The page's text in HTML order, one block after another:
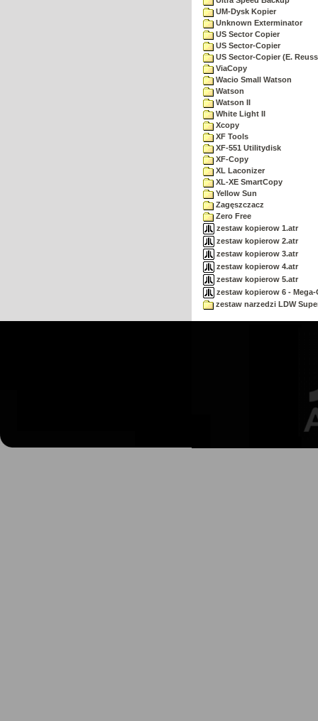
UM-Dysk Kopier
Unknown Exterminator
US Sector Copier
US Sector-Copier
US Sector-Copier (E.
ViaCopy
Wacio Small Watson
Watson
Watson II
White Light II
Xcopy
XF Tools
XF-551 Utilitydisk
XF-Copy
XL Laconizer
XL-XE SmartCopy
Yellow Sun
Zagęszczacz
Zero Free
zestaw kopierow 1.atr
zestaw kopierow 2.atr
zestaw kopierow 3.atr
zestaw kopierow 4.atr
zestaw kopierow 5.atr
zestaw kopierow 6 -
zestaw narzedzi LDW